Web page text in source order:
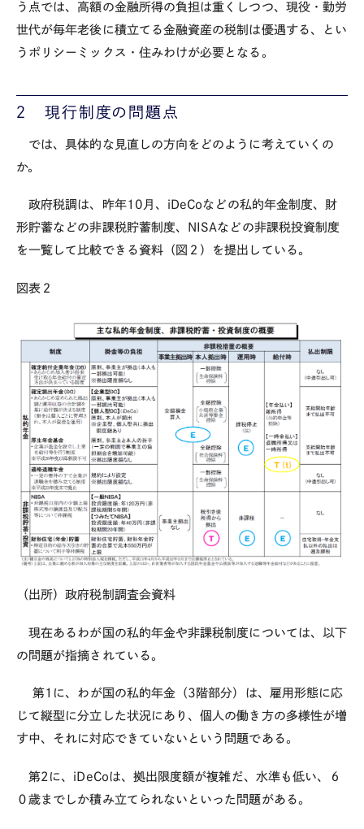
う点では、高額の金融所得の負担は重くしつつ、現役・勤労
世代が毎年老後に積立てる金融資産の税制は優遇する、とい
うポリシーミックス・住みわけが必要となる。
２ 現行制度の問題点
では、具体的な見直しの方向をどのように考えていくの
か。
政府税調は、昨年10 月、 iDeCoなどの私的年金制度、財
形貯蓄などの非課税貯蓄制度、
NISAなどの非課税投資制度
を一覧して比較できる資料（図２）を提出している。
図表２
（出所）政府税制調査会資料
現在あるわが国の私的年金や非課税制度については、以下
の問題が指摘されている。
第1 に、わが国の私的年金（ 3 階部分）は、雇用形態に応
じて縦型に分立した状況にあり、個人の働き方の多様性が増
す中、それに対応できていないという問題である。
第2 に、iDeCoは、拠出限度額が複雑だ、水準も低い、６
０歳までしか積み立てられないといった問題がある。